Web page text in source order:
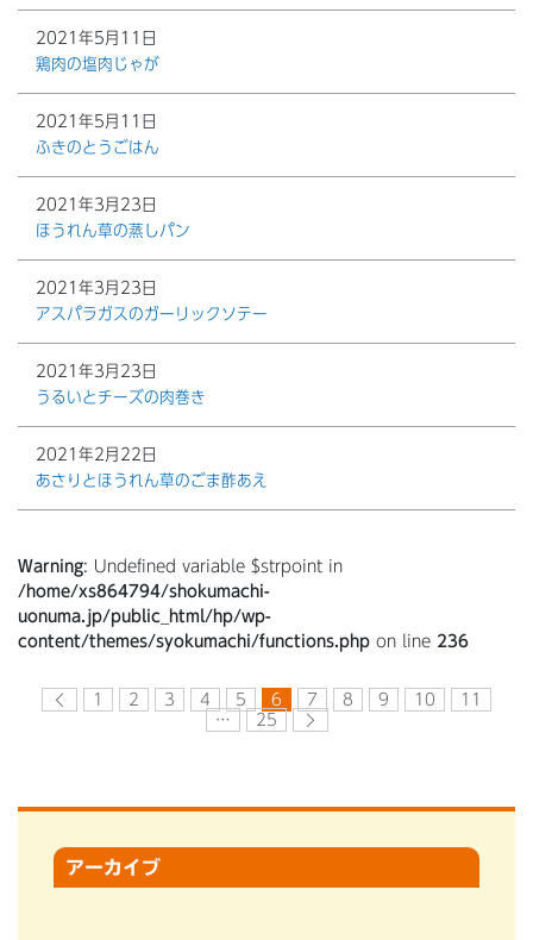
2021年5月11日
鶏肉の塩肉じゃが
2021年5月11日
ふきのとうごはん
2021年3月23日
ほうれん草の蒸しパン
2021年3月23日
アスパラガスのガーリックソテー
2021年3月23日
うるいとチーズの肉巻き
2021年2月22日
あさりとほうれん草のごま酢あえ
Warning: Undefined variable $strpoint in
/home/xs864794/shokumachi-
uonuma.jp/public_html/hp/wp-
content/themes/syokumachi/functions.php on line 236
1 2 3 4 5 6 7 8 9 10
11
…
25
アーカイブ